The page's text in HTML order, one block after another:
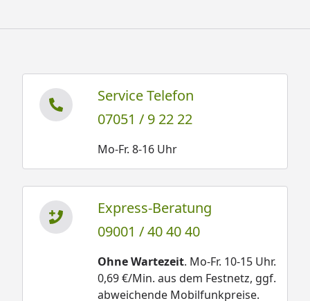
Service Telefon
07051 / 9 22 22
Mo-Fr. 8-16 Uhr
Express-Beratung
09001 / 40 40 40
Ohne Wartezeit. Mo-Fr. 10-15 Uhr.
0,69 €/Min. aus dem Festnetz, ggf.
abweichende Mobilfunkpreise.